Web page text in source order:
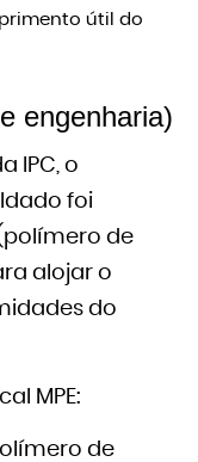
útil do
engenharia)
IPC, o
foi
de
alojar o
do
MPE:
de